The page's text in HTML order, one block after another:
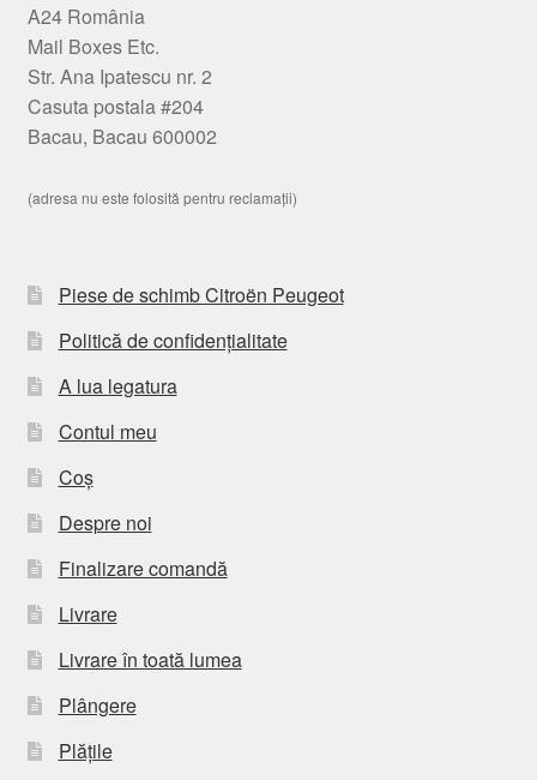
A24 România
Mail Boxes Etc.
Str. Ana Ipatescu nr. 2
Casuta postala #204
Bacau, Bacau 600002
(adresa nu este folosită pentru reclamații)
Piese de schimb Citroën Peugeot
Politică de confidențialitate
A lua legatura
Contul meu
Coș
Despre noi
Finalizare comandă
Livrare
Livrare în toată lumea
Plângere
Plățile